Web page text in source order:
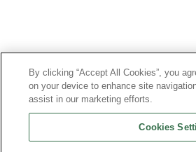
By clicking “Accept All Cookies”, you
on your device to enhance site
assist in our marketing efforts.
Cookies